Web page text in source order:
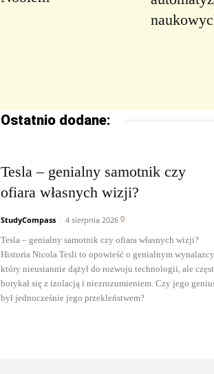
Ostatnio dodane:
Tesla – genialny samotnik czy
ofiara własnych wizji?
StudyCompass - 4 sierpnia 2026 0
Tesla – genialny samotnik czy ofiara własnych wizji?
Historia Nicola Tesli to opowieść o genialnym
który nieustannie dążył do rozwoju technologii, ale
borykał się z izolacją i niezrozumieniem. Czy jego
był jednocześnie jego przekleństwem?